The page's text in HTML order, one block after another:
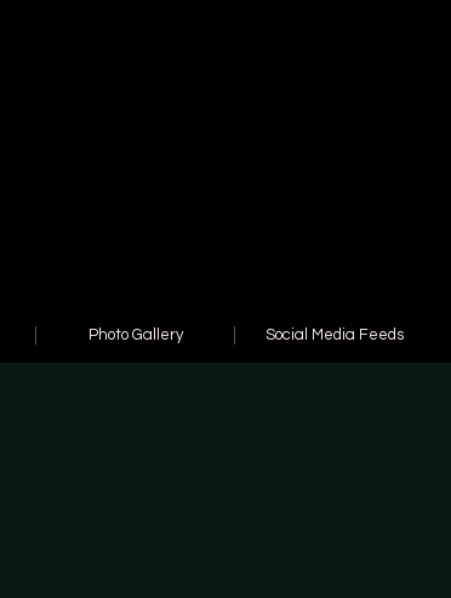
Photo Gallery Social Media Feeds